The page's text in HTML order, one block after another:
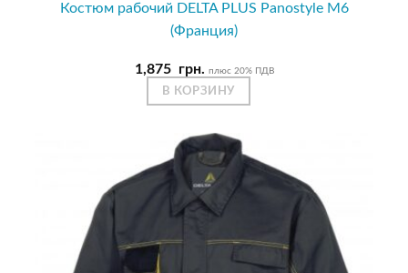
Костюм рабочий DELTA PLUS Panostyle M6
(Франция)
1,875 грн. плюс 20% ПДВ
В КОРЗИНУ